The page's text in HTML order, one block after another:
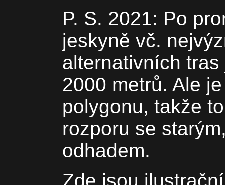
P. S. 2021: Po
jeskyně vč.
alternativních
2000 metrů. Ale
polygonu, takže
rozporu se
odhadem.